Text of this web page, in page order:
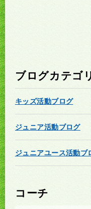
ブログカテゴ
キッズ活動ブログ
ジュニア活動ブログ
ジュニアユース活動ブ
コーチ